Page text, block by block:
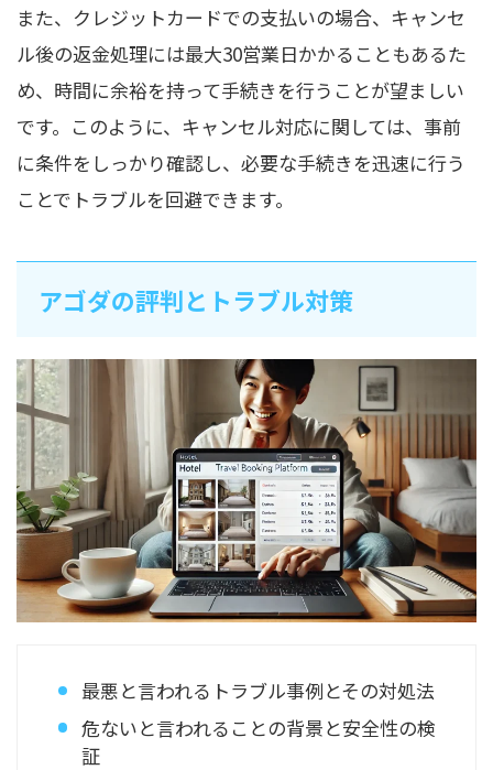
また、クレジットカードでの支払いの場合、キャンセ
ル後の返金処理には最大30営業日かかることもあるた
め、時間に余裕を持って手続きを行うことが望ましい
です。このように、キャンセル対応に関しては、事前
に条件をしっかり確認し、必要な手続きを迅速に行う
ことでトラブルを回避できます。
アゴダの評判とトラブル対策
最悪と言われるトラブル事例とその対処法
危ないと言われることの背景と安全性の検
証